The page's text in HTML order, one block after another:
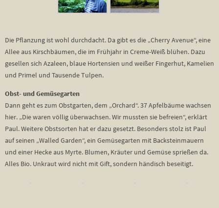
Die Pflanzung ist wohl durchdacht. Da gibt es die „Cherry Avenue“, eine
Allee aus Kirschbäumen, die im Frühjahr in Creme-Weiß blühen. Dazu
gesellen sich Azaleen, blaue Hortensien und weißer Fingerhut, Kamelien
und Primel und Tausende Tulpen.
Obst- und Gemüsegarten
Dann geht es zum Obstgarten, dem „Orchard“. 37 Apfelbäume wachsen
hier. „Die waren völlig überwachsen. Wir mussten sie befreien“, erklärt
Paul. Weitere Obstsorten hat er dazu gesetzt. Besonders stolz ist Paul
auf seinen „Walled Garden“, ein Gemüsegarten mit Backsteinmauern
und einer Hecke aus Myrte. Blumen, Kräuter und Gemüse sprießen da.
Alles Bio. Unkraut wird nicht mit Gift, sondern händisch beseitigt.